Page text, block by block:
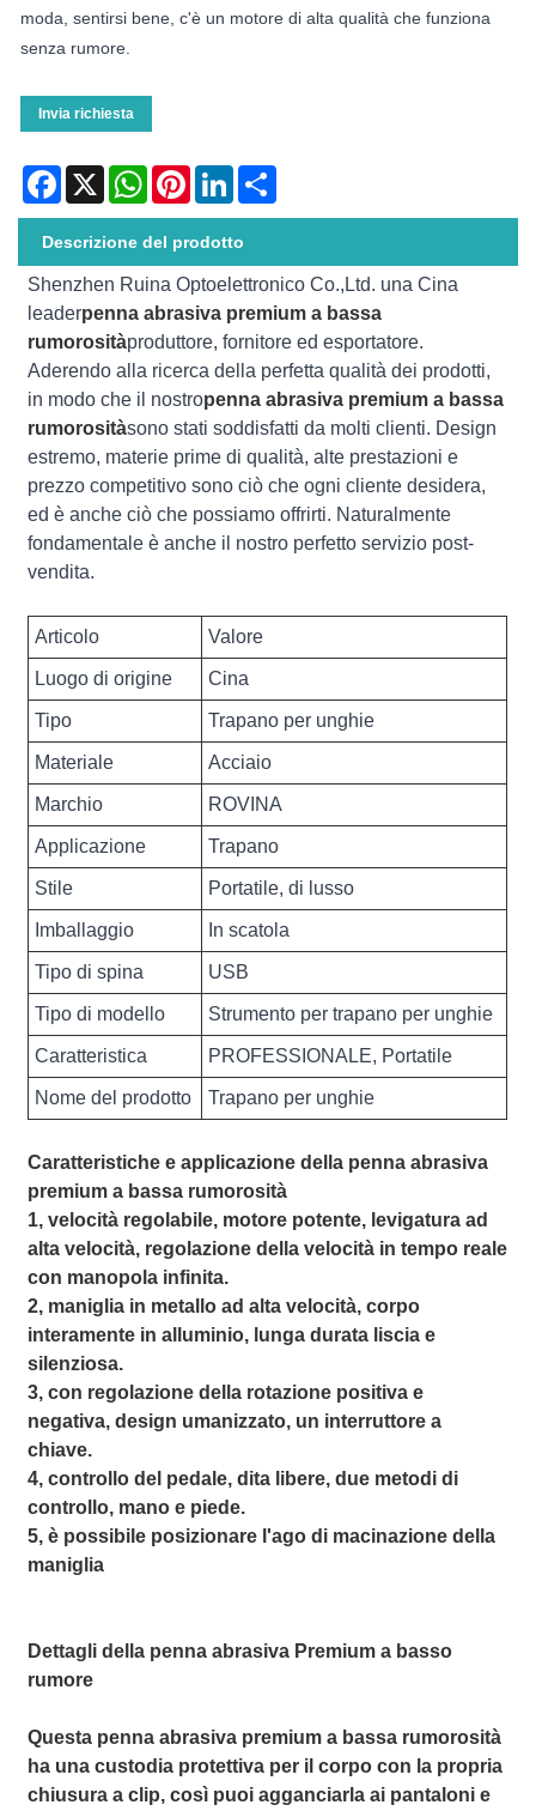
moda, sentirsi bene, c'è un motore di alta qualità che funziona
senza rumore.
Invia richiesta
Facebook
X WhatsAppPinterestLinkedIn
Descrizione del prodotto
Shenzhen Ruina Optoelettronico Co.,Ltd. una Cina
leaderpenna abrasiva premium a bassa
rumorositàproduttore, fornitore ed esportatore.
Aderendo alla ricerca della perfetta qualità dei prodotti,
in modo che il nostropenna abrasiva premium a bassa
rumorositàsono stati soddisfatti da molti clienti. Design
estremo, materie prime di qualità, alte prestazioni e
prezzo competitivo sono ciò che ogni cliente desidera,
ed è anche ciò che possiamo offrirti. Naturalmente
fondamentale è anche il nostro perfetto servizio post-
vendita.
Articolo Valore
Luogo di origine Cina
Tipo Trapano per unghie
Materiale Acciaio
Marchio ROVINA
Applicazione Trapano
Stile Portatile, di lusso
Imballaggio In scatola
Tipo di spina USB
Tipo di modello Strumento per trapano per unghie
Caratteristica PROFESSIONALE, Portatile
Nome del prodotto Trapano per unghie
Caratteristiche e applicazione della penna abrasiva
premium a bassa rumorosità
1, velocità regolabile, motore potente, levigatura ad
alta velocità, regolazione della velocità in tempo reale
con manopola infinita.
2, maniglia in metallo ad alta velocità, corpo
interamente in alluminio, lunga durata liscia e
silenziosa.
3, con regolazione della rotazione positiva e
negativa, design umanizzato, un interruttore a
chiave.
4, controllo del pedale, dita libere, due metodi di
controllo, mano e piede.
5, è possibile posizionare l'ago di macinazione della
maniglia
Dettagli della penna abrasiva Premium a basso
rumore
Questa penna abrasiva premium a bassa rumorosità
ha una custodia protettiva per il corpo con la propria
chiusura a clip, così puoi agganciarla ai pantaloni e